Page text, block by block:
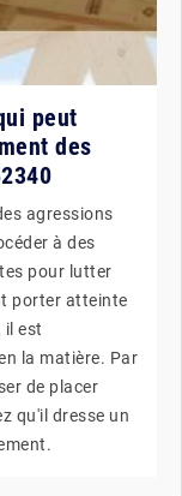
peut
des
agressions
à des
pour lutter
porter atteinte
il est
la matière. Par
de placer
qu'il dresse un